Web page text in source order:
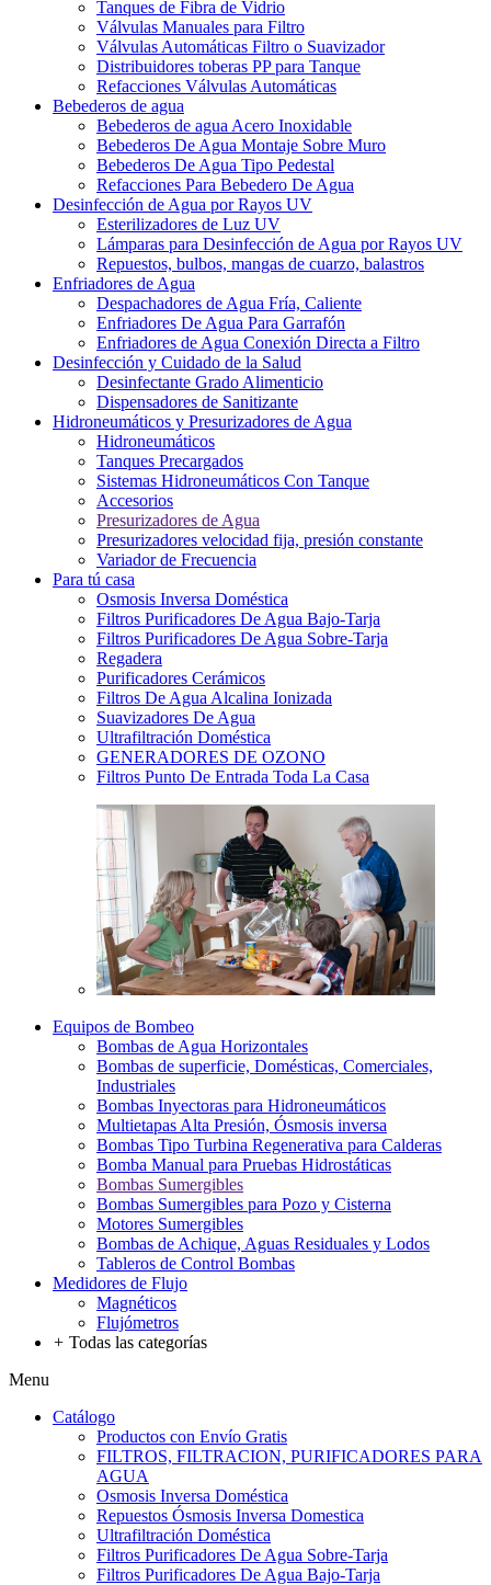
Tanques de Fibra de Vidrio
Válvulas Manuales para Filtro
Válvulas Automáticas Filtro o Suavizador
Distribuidores toberas PP para Tanque
Refacciones Válvulas Automáticas
Bebederos de agua
Bebederos de agua Acero Inoxidable
Bebederos De Agua Montaje Sobre Muro
Bebederos De Agua Tipo Pedestal
Refacciones Para Bebedero De Agua
Desinfección de Agua por Rayos UV
Esterilizadores de Luz UV
Lámparas para Desinfección de Agua por Rayos UV
Repuestos, bulbos, mangas de cuarzo, balastros
Enfriadores de Agua
Despachadores de Agua Fría, Caliente
Enfriadores De Agua Para Garrafón
Enfriadores de Agua Conexión Directa a Filtro
Desinfección y Cuidado de la Salud
Desinfectante Grado Alimenticio
Dispensadores de Sanitizante
Hidroneumáticos y Presurizadores de Agua
Hidroneumáticos
Tanques Precargados
Sistemas Hidroneumáticos Con Tanque
Accesorios
Presurizadores de Agua
Presurizadores velocidad fija, presión constante
Variador de Frecuencia
Para tú casa
Osmosis Inversa Doméstica
Filtros Purificadores De Agua Bajo-Tarja
Filtros Purificadores De Agua Sobre-Tarja
Regadera
Purificadores Cerámicos
Filtros De Agua Alcalina Ionizada
Suavizadores De Agua
Ultrafiltración Doméstica
GENERADORES DE OZONO
Filtros Punto De Entrada Toda La Casa
Equipos de Bombeo
Bombas de Agua Horizontales
Bombas de superficie, Domésticas, Comerciales,
Industriales
Bombas Inyectoras para Hidroneumáticos
Multietapas Alta Presión, Ósmosis inversa
Bombas Tipo Turbina Regenerativa para Calderas
Bomba Manual para Pruebas Hidrostáticas
Bombas Sumergibles
Bombas Sumergibles para Pozo y Cisterna
Motores Sumergibles
Bombas de Achique, Aguas Residuales y Lodos
Tableros de Control Bombas
Medidores de Flujo
Magnéticos
Flujómetros
+ Todas las categorías
Menu
Catálogo
Productos con Envío Gratis
FILTROS, FILTRACION, PURIFICADORES PARA
AGUA
Osmosis Inversa Doméstica
Repuestos Ósmosis Inversa Domestica
Ultrafiltración Doméstica
Filtros Purificadores De Agua Sobre-Tarja
Filtros Purificadores De Agua Bajo-Tarja